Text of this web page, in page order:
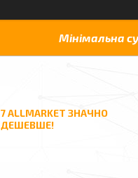
Мінімальна
7 ALLMARKET ЗНАЧНО
ДЕШЕВШЕ!